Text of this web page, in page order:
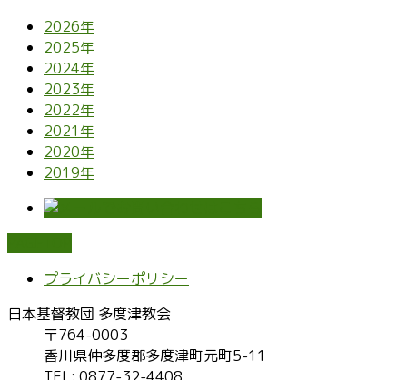
2026年
2025年
2024年
2023年
2022年
2021年
2020年
2019年
プライバシーポリシー
日本基督教団 多度津教会
〒764-0003
香川県仲多度郡多度津町元町5-11